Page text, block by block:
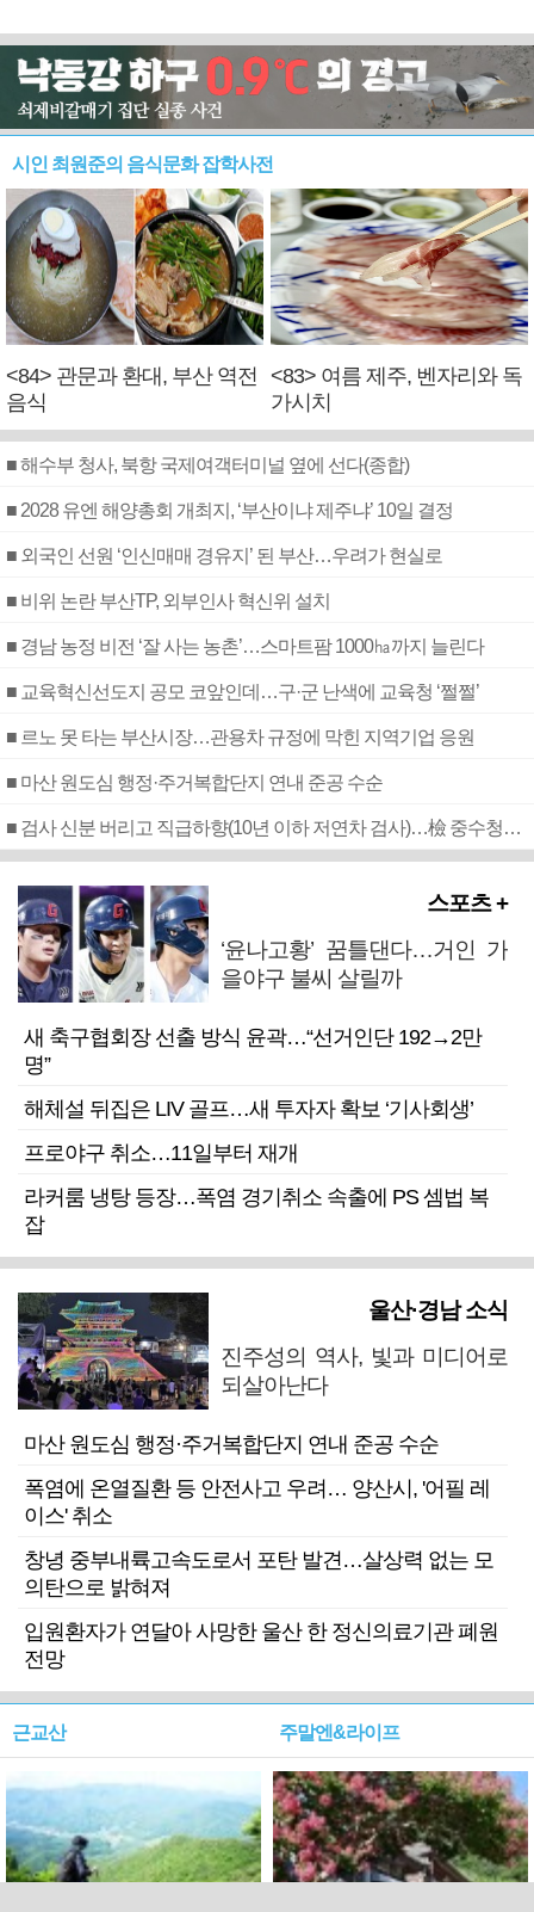
시인 최원준의 음식문화 잡학사전
<84> 관문과 환대, 부산 역전
음식
<83> 여름 제주, 벤자리와 독
가시치
■ 해수부 청사, 북항 국제여객터미널 옆에 선다(종합)
■ 2028 유엔 해양총회 개최지, ‘부산이냐 제주냐’ 10일 결정
■ 외국인 선원 ‘인신매매 경유지’ 된 부산…우려가 현실로
■ 비위 논란 부산TP, 외부인사 혁신위 설치
■ 경남 농정 비전 ‘잘 사는 농촌’…스마트팜 1000㏊까지 늘린다
■ 교육혁신선도지 공모 코앞인데…구·군 난색에 교육청 ‘쩔쩔’
■ 르노 못 타는 부산시장…관용차 규정에 막힌 지역기업 응원
■ 마산 원도심 행정·주거복합단지 연내 준공 수순
■ 검사 신분 버리고 직급하향(10년 이하 저연차 검사)…檢 중수청행 기피
스포츠 +
‘윤나고황’ 꿈틀댄다…거인 가
을야구 불씨 살릴까
새 축구협회장 선출 방식 윤곽…“선거인단 192→2만
명”
해체설 뒤집은 LIV 골프…새 투자자 확보 ‘기사회생’
프로야구 취소…11일부터 재개
라커룸 냉탕 등장…폭염 경기취소 속출에 PS 셈법 복
잡
울산·경남 소식
진주성의 역사, 빛과 미디어로
되살아난다
마산 원도심 행정·주거복합단지 연내 준공 수순
폭염에 온열질환 등 안전사고 우려… 양산시, '어필 레
이스' 취소
창녕 중부내륙고속도로서 포탄 발견…살상력 없는 모
의탄으로 밝혀져
입원환자가 연달아 사망한 울산 한 정신의료기관 폐원
전망
근교산 주말엔&라이프